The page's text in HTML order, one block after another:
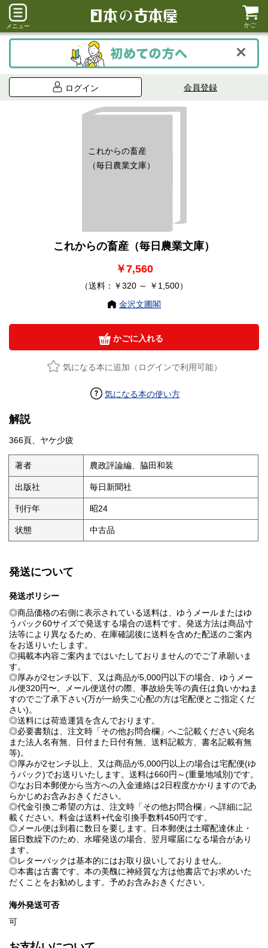
メニュー かご
ログイン 会員登録
これからの畜産
（毎日農業文庫）
これからの畜産（毎日農業文庫）
￥7,560
（送料：￥320 ～ ￥1,500）
金沢文圃閣
かごに入れる
気になる本に追加（ログインで利用可能）
気になる本の使い方
解説
366頁、ヤケ少疲
著者 農政評論編、脇田和装
出版社 毎日新聞社
刊行年 昭24
状態 中古品
発送について
発送ポリシー
◎商品価格の右側に表示されている送料は、ゆうメールまたはゆ
うパック60サイズで発送する場合の送料です。発送方法は商品寸
法等により異なるため、在庫確認後に送料を含めた配送のご案内
をお送りいたします。
◎掲載本内容ご案内まではいたしておりませんのでご了承願いま
す。
◎厚みが2センチ以下、又は商品が5,000円以下の場合、ゆうメー
ル便320円〜。メール便送付の際、事故紛失等の責任は負いかねま
すのでご了承下さい(万が一紛失ご心配の方は宅配便とご指定くだ
さい)。
◎送料には荷造運賃を含んでおります。
◎必要書類は、注文時「その他お問合欄」へご記載ください(宛名
また法人名有無、日付また日付有無、送料記載方、書名記載有無
等)。
◎厚みが2センチ以上、又は商品が5,000円以上の場合は宅配便(ゆ
うパック)でお送りいたします。送料は660円～(重量地域別)です。
◎なお日本郵便から当方への入金連絡は2日程度かかりますのであ
らかじめお含みおきください。
◎代金引換ご希望の方は、注文時「その他お問合欄」へ詳細に記
載ください。料金は送料+代金引換手数料450円です。
◎メール便は到着に数日を要します。日本郵便は土曜配達休止・
届日数繰下のため、水曜発送の場合、翌月曜届になる場合があり
ます。
◎レターパックは基本的にはお取り扱いしておりません。
◎本書は古書です。本の美醜に神経質な方は他書店でお求めいた
だくことをお勧めします。予めお含みおきください。
海外発送可否
可